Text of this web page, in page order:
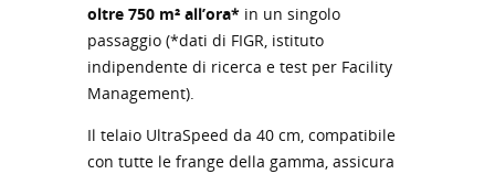
oltre 750 m² all’ora* in un singolo
passaggio (*dati di FIGR, istituto
indipendente di ricerca e test per Facility
Management).
Il telaio UltraSpeed da 40 cm, compatibile
con tutte le frange della gamma, assicura